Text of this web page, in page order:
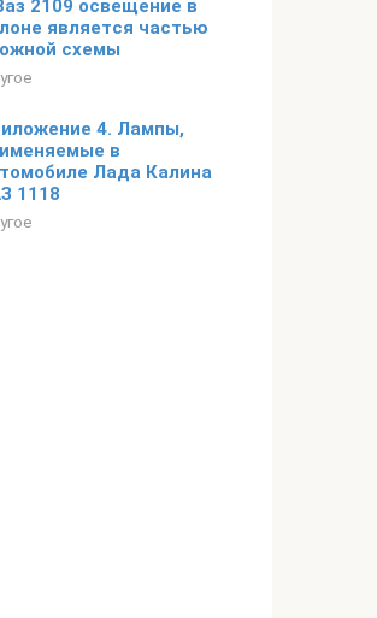
2109 освещение в
является частью
схемы
4. Лампы,
в
Лада Калина
1118